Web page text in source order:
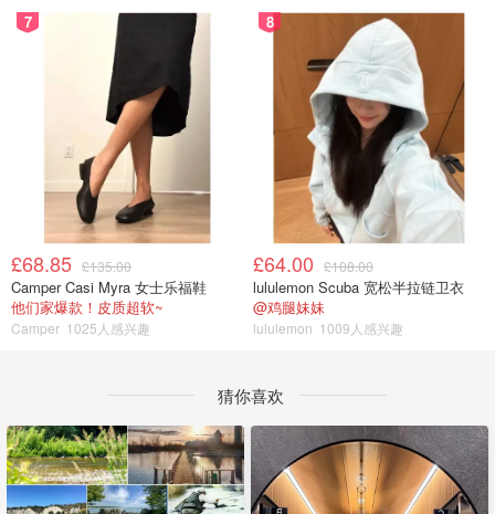
7
£68.85 £135.00
Camper Casi Myra 女士乐福鞋
他们家爆款！皮质超软~
Camper 1025人感兴趣
8
£64.00 £108.00
lululemon Scuba 宽松半拉链卫衣
@鸡腿妹妹
lululemon 1009人感兴趣
猜你喜欢